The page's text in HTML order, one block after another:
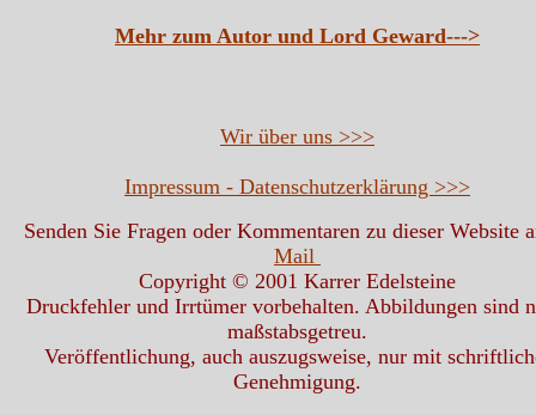
Mehr zum Autor und Lord Geward--->
Wir über uns >>>
Impressum - Datenschutzerklärung >>>
Senden Sie Fragen oder Kommentaren zu dieser Website
Mail
Copyright © 2001 Karrer Edelsteine
Druckfehler und Irrtümer vorbehalten. Abbildungen sind
maßstabsgetreu.
Veröffentlichung, auch auszugsweise, nur mit
Genehmigung.